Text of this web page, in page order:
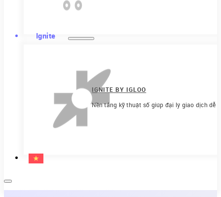
Ignite
IGNITE BY IGLOO
Nền tảng kỹ thuật số giúp đại lý giao dịch dễ